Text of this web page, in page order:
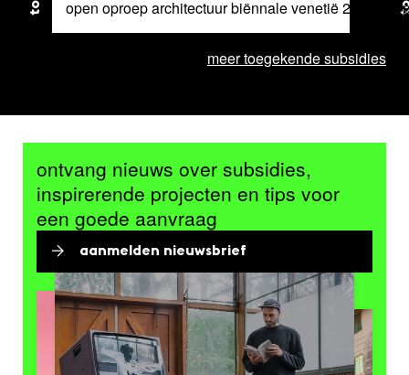
open oproep architectuur biënnale venetië 2025 – 6
meer toegekende subsidies
ontvang nieuws over subsidies,
inspirerende projecten en tips voor
een goede aanvraag
aanmelden nieuwsbrief